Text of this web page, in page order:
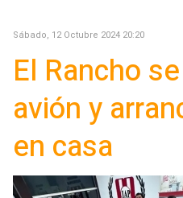
Sábado, 12 Octubre 2024 20:20
El Rancho
avión y
en casa